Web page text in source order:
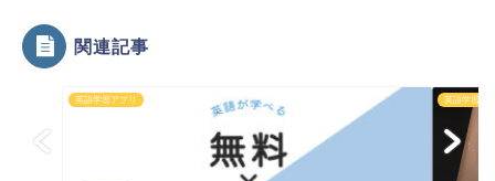
関連記事
英語学習アプリ 英語学習ア